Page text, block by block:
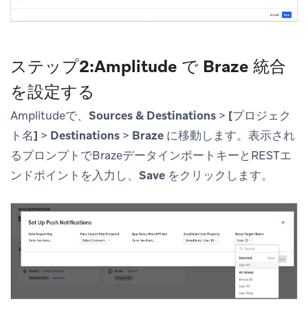
ステップ2:Amplitude で Braze 統合
を設定する
Amplitudeで、 Sources & Destinations > [プロジェク
ト名] > Destinations > Braze に移動します。表示され
るプロンプトでBrazeデータインポートキーとRESTエ
ンドポイントを入力し、 Save をクリックします。